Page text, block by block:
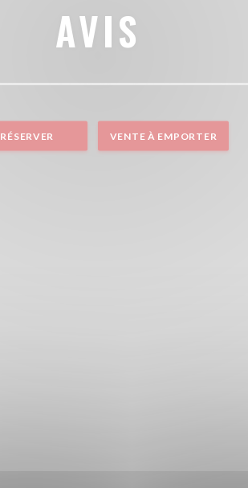
AVIS
RÉSERVER VENTE À EMPORTER